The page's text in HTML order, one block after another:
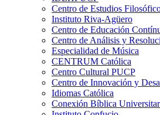
Centro de Estudios
Instituto Riva-Agüero
Centro de Educación
Centro de Análisis y
Especialidad de Música
CENTRUM Católica
Centro Cultural PUCP
Centro de Innovación y
Idiomas Católica
Conexión Bíblica